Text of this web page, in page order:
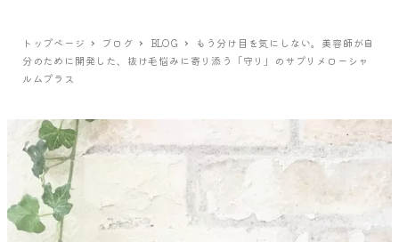
トップページ ブログ BLOG
もう分け目を気にしない。美容師が自
分のために開発した、抜け毛悩みに寄り添う「守り」のサプリメローシャ
ルムプラス